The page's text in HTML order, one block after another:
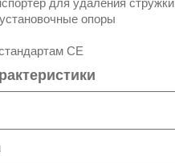
для удаления стружки
опоры
СЕ